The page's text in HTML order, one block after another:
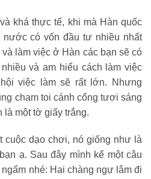
khá thực tế, khi mà Hàn quốc
nước có vốn đầu tư nhiều nhất
làm việc ở Hàn các bạn sẽ có
và am hiểu cách làm việc
việc làm sẽ rất lớn. Nhưng
cham toi cánh cổng tươi sáng
một tờ giấy trắng.
cuộc dạo chơi, nó giống như là
ạ. Sau đây mình kể một câu
nhé: Hai chàng ngự lâm đi